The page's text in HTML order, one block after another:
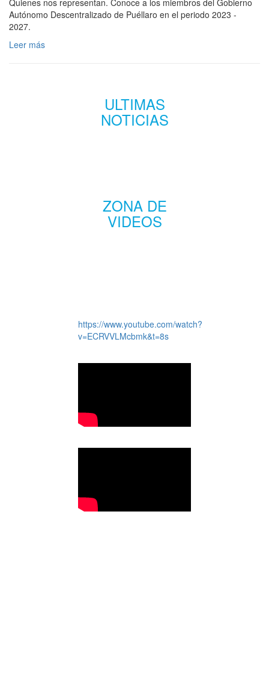
Quienes nos representan. Conoce a los miembros del Gobierno
Autónomo Descentralizado de Puéllaro en el periodo 2023 -
2027.
Leer más
ULTIMAS
NOTICIAS
ZONA DE
VIDEOS
https://www.youtube.com/watch?
v=ECRVVLMcbmk&t=8s